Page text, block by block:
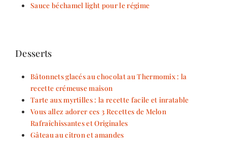
Sauce béchamel light pour le régime
Desserts
Bâtonnets glacés au chocolat au Thermomix : la
recette crémeuse maison
Tarte aux myrtilles : la recette facile et inratable
Vous allez adorer ces 3 Recettes de Melon
Rafraîchissantes et Originales
Gâteau au citron et amandes